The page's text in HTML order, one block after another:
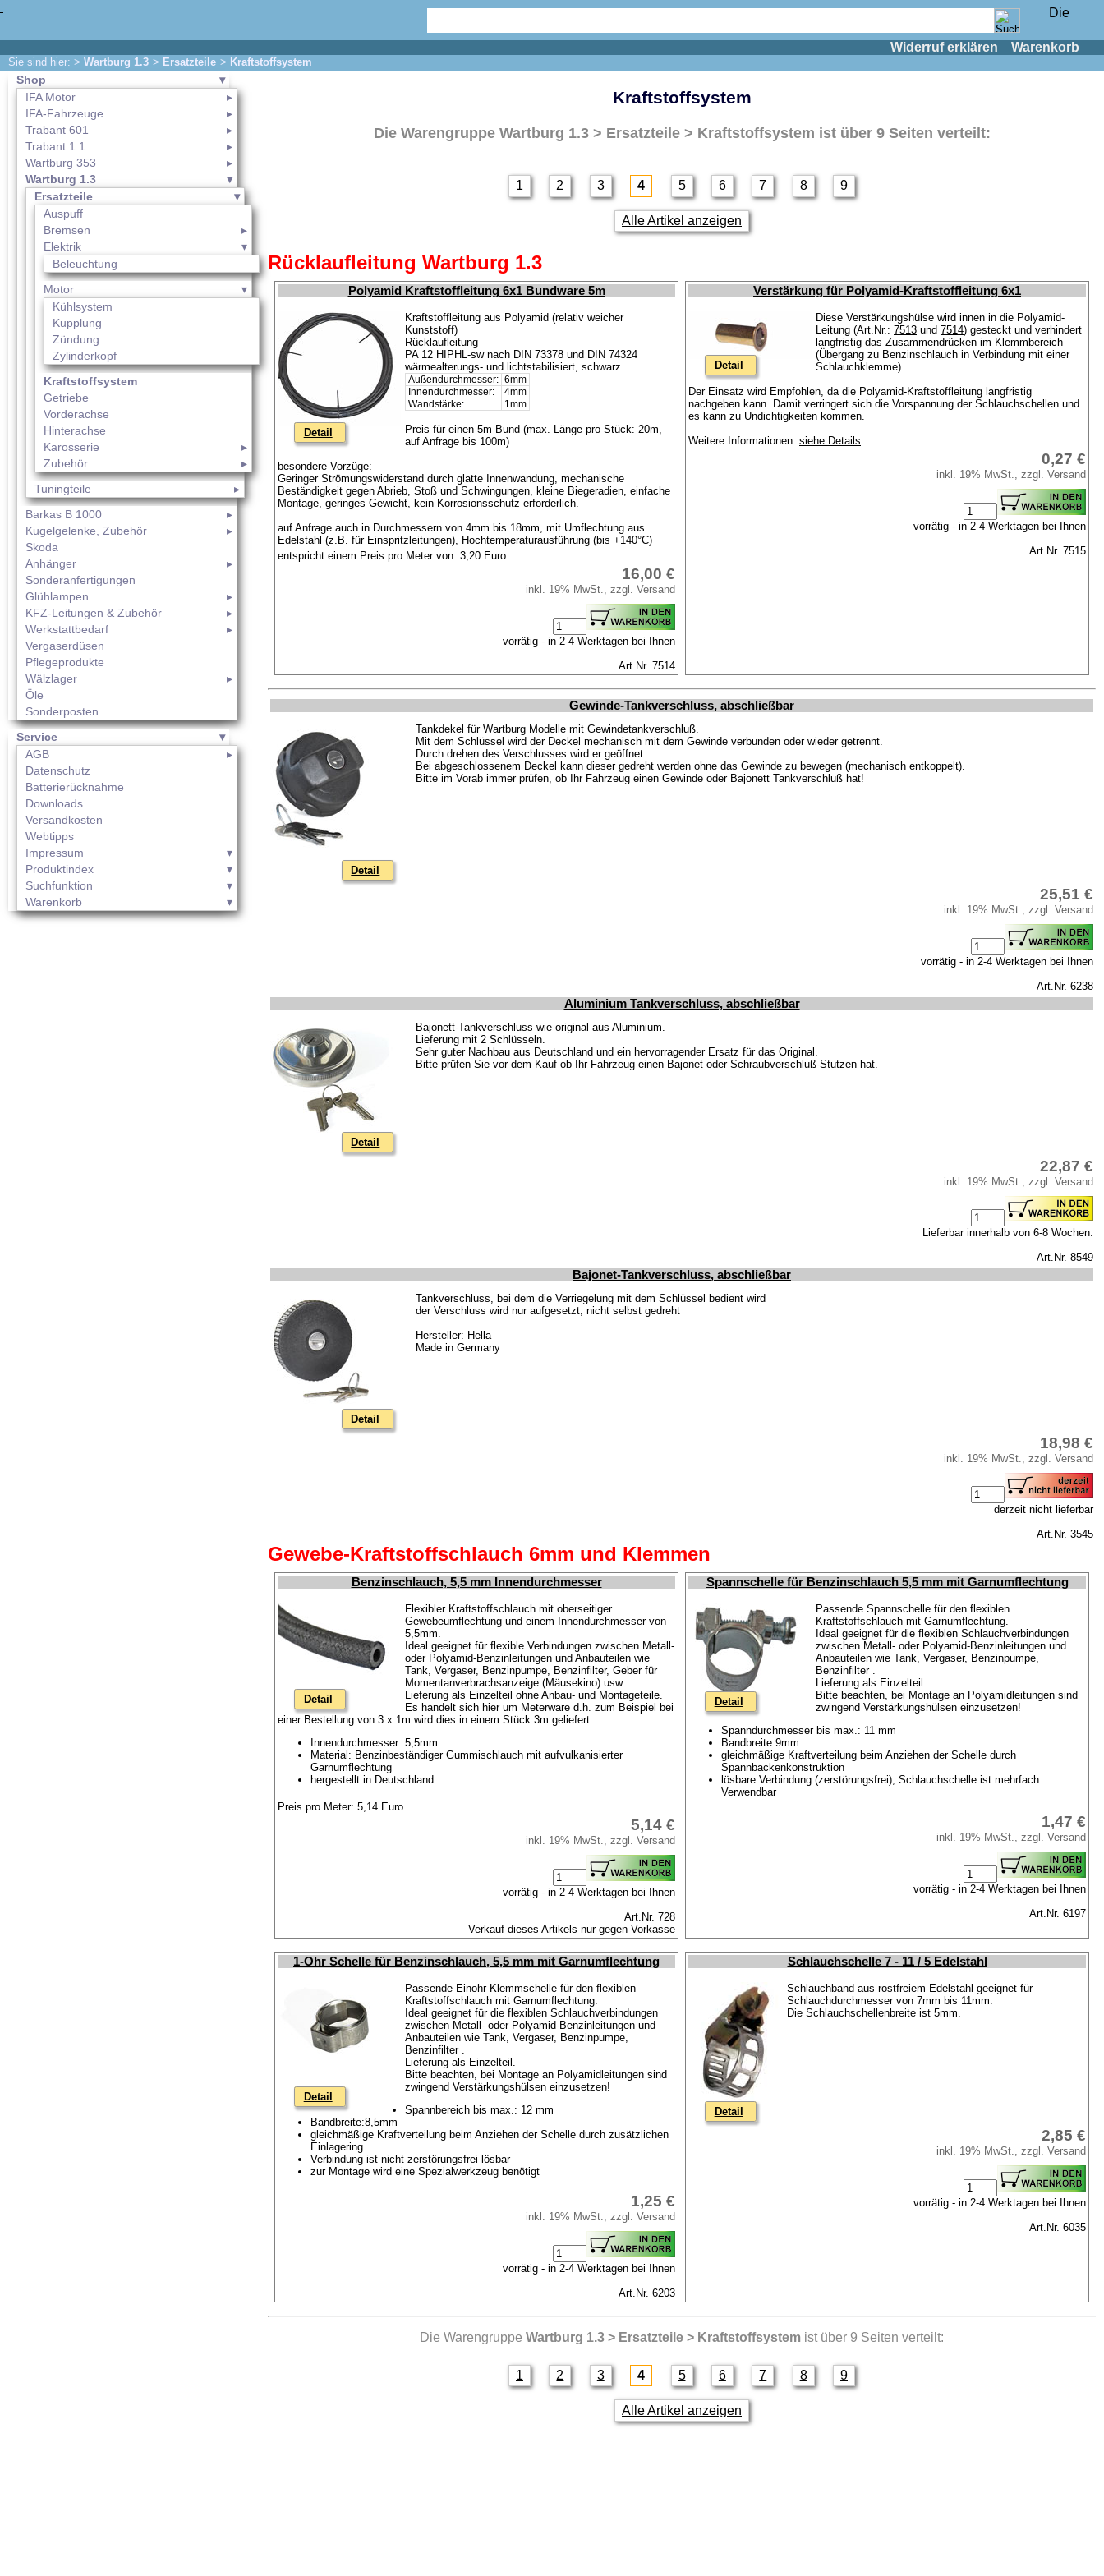
Widerruf erklären Warenkorb
Sie sind hier: > Wartburg 1.3 > Ersatzteile > Kraftstoffsystem
Shop
IFA Motor
IFA-Fahrzeuge
Trabant 601
Trabant 1.1
Wartburg 353
Wartburg 1.3
Ersatzteile
Auspuff
Bremsen
Elektrik
Beleuchtung
Motor
Kühlsystem
Kupplung
Zündung
Zylinderkopf
Kraftstoffsystem
Getriebe
Vorderachse
Hinterachse
Karosserie
Zubehör
Tuningteile
Barkas B 1000
Kugelgelenke, Zubehör
Skoda
Anhänger
Sonderanfertigungen
Glühlampen
KFZ-Leitungen & Zubehör
Werkstattbedarf
Vergaserdüsen
Pflegeprodukte
Wälzlager
Öle
Sonderposten
Service
AGB
Datenschutz
Batterierücknahme
Downloads
Versandkosten
Webtipps
Impressum
Produktindex
Suchfunktion
Warenkorb
Kraftstoffsystem
Die Warengruppe Wartburg 1.3 > Ersatzteile > Kraftstoffsystem ist über 9 Seiten verteilt:
1 2 3 4 5 6 7 8 9
Alle Artikel anzeigen
Rücklaufleitung Wartburg 1.3
Polyamid Kraftstoffleitung 6x1 Bundware 5m
Detail
Kraftstoffleitung aus Polyamid (relativ weicher
Kunststoff)
Rücklaufleitung
PA 12 HIPHL-sw nach DIN 73378 und DIN 74324
wärmealterungs- und lichtstabilisiert, schwarz
Außendurchmesser: 6mm
Innendurchmesser:
4mm
Wandstärke:
1mm
Preis für einen 5m Bund (max. Länge pro Stück: 20m,
auf Anfrage bis 100m)
besondere Vorzüge:
Geringer Strömungswiderstand durch glatte Innenwandung, mechanische
Beständigkeit gegen Abrieb, Stoß und Schwingungen, kleine Biegeradien, einfache
Montage, geringes Gewicht, kein Korrosionsschutz erforderlich.
auf Anfrage auch in Durchmessern von 4mm bis 18mm, mit Umflechtung aus
Edelstahl (z.B. für Einspritzleitungen), Hochtemperaturausführung (bis +140°C)
entspricht einem Preis pro Meter von: 3,20 Euro
16,00 €
inkl. 19% MwSt., zzgl. Versand
vorrätig - in 2-4 Werktagen bei Ihnen
Art.Nr. 7514
Verstärkung für Polyamid-Kraftstoffleitung 6x1
Detail
Diese Verstärkungshülse wird innen in die Polyamid-
Leitung (Art.Nr.: 7513 und 7514) gesteckt und verhindert
langfristig das Zusammendrücken im Klemmbereich
(Übergang zu Benzinschlauch in Verbindung mit einer
Schlauchklemme).
Der Einsatz wird Empfohlen, da die Polyamid-Kraftstoffleitung langfristig
nachgeben kann. Damit verringert sich die Vorspannung der Schlauchschellen und
es kann zu Undichtigkeiten kommen.
Weitere Informationen: siehe Details
0,27 €
inkl. 19% MwSt., zzgl. Versand
vorrätig - in 2-4 Werktagen bei Ihnen
Art.Nr. 7515
Gewinde-Tankverschluss, abschließbar
Detail
Tankdekel für Wartburg Modelle mit Gewindetankverschluß.
Mit dem Schlüssel wird der Deckel mechanisch mit dem Gewinde verbunden oder wieder getrennt.
Durch drehen des Verschlusses wird er geöffnet.
Bei abgeschlossenem Deckel kann dieser gedreht werden ohne das Gewinde zu bewegen (mechanisch entkoppelt).
Bitte im Vorab immer prüfen, ob Ihr Fahrzeug einen Gewinde oder Bajonett Tankverschluß hat!
25,51 €
inkl. 19% MwSt., zzgl. Versand
vorrätig - in 2-4 Werktagen bei Ihnen
Art.Nr. 6238
Aluminium Tankverschluss, abschließbar
Detail
Bajonett-Tankverschluss wie original aus Aluminium.
Lieferung mit 2 Schlüsseln.
Sehr guter Nachbau aus Deutschland und ein hervorragender Ersatz für das Original.
Bitte prüfen Sie vor dem Kauf ob Ihr Fahrzeug einen Bajonet oder Schraubverschluß-Stutzen hat.
22,87 €
inkl. 19% MwSt., zzgl. Versand
Lieferbar innerhalb von 6-8 Wochen.
Art.Nr. 8549
Bajonet-Tankverschluss, abschließbar
Detail
Tankverschluss, bei dem die Verriegelung mit dem Schlüssel bedient wird
der Verschluss wird nur aufgesetzt, nicht selbst gedreht
Hersteller: Hella
Made in Germany
18,98 €
inkl. 19% MwSt., zzgl. Versand
derzeit nicht lieferbar
Art.Nr. 3545
Gewebe-Kraftstoffschlauch 6mm und Klemmen
Benzinschlauch, 5,5 mm Innendurchmesser
Detail
Flexibler Kraftstoffschlauch mit oberseitiger
Gewebeumflechtung und einem Innendurchmesser von
5,5mm.
Ideal geeignet für flexible Verbindungen zwischen Metall-
oder Polyamid-Benzinleitungen und Anbauteilen wie
Tank, Vergaser, Benzinpumpe, Benzinfilter, Geber für
Momentanverbrachsanzeige (Mäusekino) usw.
Lieferung als Einzelteil ohne Anbau- und Montageteile.
Es handelt sich hier um Meterware d.h. zum Beispiel bei
einer Bestellung von 3 x 1m wird dies in einem Stück 3m geliefert.
Innendurchmesser: 5,5mm
Material: Benzinbeständiger Gummischlauch mit aufvulkanisierter
Garnumflechtung
hergestellt in Deutschland
Preis pro Meter: 5,14 Euro
5,14 €
inkl. 19% MwSt., zzgl. Versand
vorrätig - in 2-4 Werktagen bei Ihnen
Art.Nr. 728
Verkauf dieses Artikels nur gegen Vorkasse
Spannschelle für Benzinschlauch 5,5 mm mit Garnumflechtung
Detail
Passende Spannschelle für den flexiblen
Kraftstoffschlauch mit Garnumflechtung.
Ideal geeignet für die flexiblen Schlauchverbindungen
zwischen Metall- oder Polyamid-Benzinleitungen und
Anbauteilen wie Tank, Vergaser, Benzinpumpe,
Benzinfilter .
Lieferung als Einzelteil.
Bitte beachten, bei Montage an Polyamidleitungen sind
zwingend Verstärkungshülsen einzusetzen!
Spanndurchmesser bis max.: 11 mm
Bandbreite:9mm
gleichmäßige Kraftverteilung beim Anziehen der Schelle durch
Spannbackenkonstruktion
lösbare Verbindung (zerstörungsfrei), Schlauchschelle ist mehrfach
Verwendbar
1,47 €
inkl. 19% MwSt., zzgl. Versand
vorrätig - in 2-4 Werktagen bei Ihnen
Art.Nr. 6197
1-Ohr Schelle für Benzinschlauch, 5,5 mm mit Garnumflechtung
Detail
Passende Einohr Klemmschelle für den flexiblen
Kraftstoffschlauch mit Garnumflechtung.
Ideal geeignet für die flexiblen Schlauchverbindungen
zwischen Metall- oder Polyamid-Benzinleitungen und
Anbauteilen wie Tank, Vergaser, Benzinpumpe,
Benzinfilter .
Lieferung als Einzelteil.
Bitte beachten, bei Montage an Polyamidleitungen sind
zwingend Verstärkungshülsen einzusetzen!
Spannbereich bis max.: 12 mm
Bandbreite:8,5mm
gleichmäßige Kraftverteilung beim Anziehen der Schelle durch zusätzlichen
Einlagering
Verbindung ist nicht zerstörungsfrei lösbar
zur Montage wird eine Spezialwerkzeug benötigt
1,25 €
inkl. 19% MwSt., zzgl. Versand
vorrätig - in 2-4 Werktagen bei Ihnen
Art.Nr. 6203
Schlauchschelle 7 - 11 / 5 Edelstahl
Detail
Schlauchband aus rostfreiem Edelstahl geeignet für
Schlauchdurchmesser von 7mm bis 11mm.
Die Schlauchschellenbreite ist 5mm.
2,85 €
inkl. 19% MwSt., zzgl. Versand
vorrätig - in 2-4 Werktagen bei Ihnen
Art.Nr. 6035
Die Warengruppe Wartburg 1.3 > Ersatzteile > Kraftstoffsystem ist über 9 Seiten verteilt:
1 2 3 4 5 6 7 8 9
Alle Artikel anzeigen